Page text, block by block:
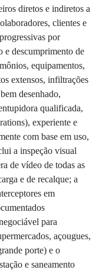
diretos e indiretos a
clientes e
por
e descumprimento de
equipamentos,
extensos, infiltrações
desenhado,
qualificada,
experiente e
com base em uso,
a inspeção visual
de vídeo de todas as
e de recalque; a
em
para
açougues,
porte) e o
e saneamento